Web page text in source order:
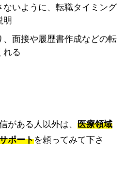
ないように、転職タイミング
明
、面接や履歴書作成などの転
れる
がある人以外は、 医療領域
ポートを頼ってみて下さ